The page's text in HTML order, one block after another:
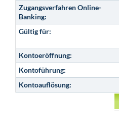
Zugangsverfahren Online-
Banking:
Gültig für:
Kontoeröffnung:
Kontoführung:
Kontoauflösung: